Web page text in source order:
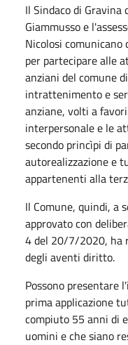
Il Sindaco di
Giammusso e
Nicolosi
per partecipare alle
anziani del comune
intrattenimento e
anziane, volti a
interpersonale e le
secondo princìpi di
autorealizzazione e
appartenenti alla
Il Comune, quindi, a
approvato con
4 del 20/7/2020, ha
degli aventi diritto.
Possono presentare
prima applicazione
compiuto 55 anni di
uomini e che siano